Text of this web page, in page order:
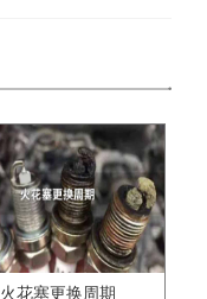
火花塞更换周期